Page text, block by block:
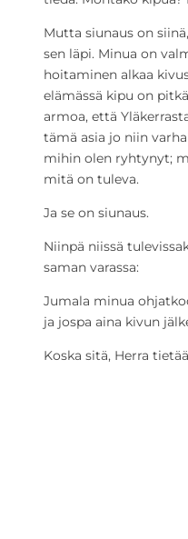
Mutta siunaus on
sen läpi. Minua on
hoitaminen alkaa
elämässä kipu on
armoa, että
tämä asia jo niin
mihin olen ryhtynyt;
mitä on tuleva.
Ja se on siunaus.
Niinpä niissä
saman varassa:
Jumala minua
ja jospa aina kivun
Koska sitä, Herra